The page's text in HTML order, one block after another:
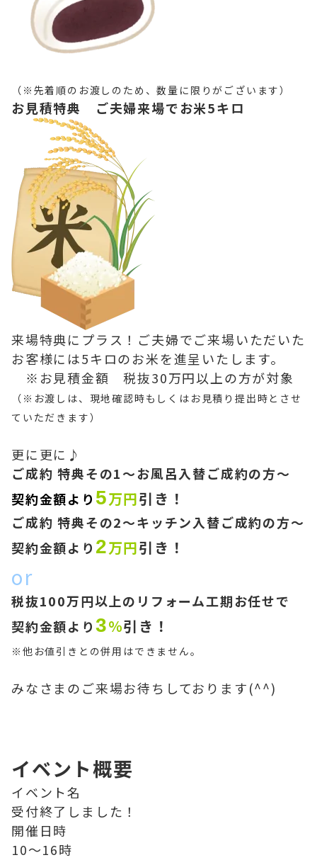
（※先着順のお渡しのため、数量に限りがございます）
お見積特典 ご夫婦来場でお米5キロ
来場特典にプラス！ご夫婦でご来場いただいた
お客様には5キロのお米を進呈いたします。
※お見積金額 税抜30万円以上の方が対象
（※お渡しは、現地確認時もしくはお見積り提出時とさせ
ていただきます）
更に更に♪
ご成約 特典その1～お風呂入替ご成約の方～
契約金額より 5万円引き！
ご成約 特典その2～キッチン入替ご成約の方～
契約金額より 2万円引き！
or
税抜100万円以上のリフォーム工期お任せで
契約金額より3％引き！
※他お値引きとの併用はできません。
みなさまのご来場お待ちしております(^^)
イベント概要
イベント名
受付終了しました！
開催日時
10～16時